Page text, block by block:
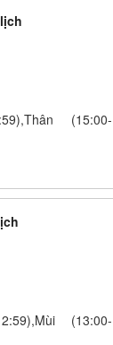
(15:00-
(13:00-